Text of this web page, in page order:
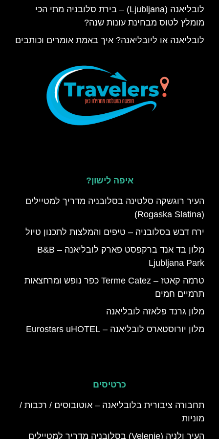
לובליאנה (Ljubljana) – בירת סלובניה מתי הכי
מומלץ לטוס מבחינת עונות שנה?
לובליאנה או ליובליאנה? איך באמת אומרים וכותבים
איפה לישון?
העיר רוגשקה סלטינה בסלובניה מדריך למטיילים
(Rogaska Slatina)
ירח דבש בסלובניה – טיפים והמלצות לתכנון טיול
מלון בד אנד ברקפסט פארק לובליאנה – B&B
Ljubljana Park
טרמה קאטז – Terme Catez כפר נופש ומרחצאות
תרמיים חמים
מלון גרנד פלאזה לובליאנה
מלון יורוסטארס לובליאנה – Eurostars uHOTEL
כרטיסים
תחבורה ציבורית בלובליאנה – אוטובוסים / רכבות /
מוניות
העיר ולניה (Velenje) בסלובניה מדריך למטיילים